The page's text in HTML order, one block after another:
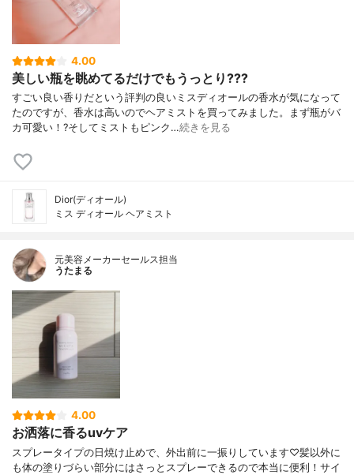
4.00
美しい瓶を眺めてるだけでもうっとり???
すごい良い香りだという評判の良いミスディオールの香水が気になって
たのですが、香水は高いのでヘアミストを買ってみました。まず瓶がバ
カ可愛い！?そしてミストもピンク…続きを見る
Dior(ディオール)
ミス ディオール ヘアミスト
元美容メーカーセールス担当
うたまる
4.00
お洒落に香るuvケア
スプレータイプの日焼け止めで、外出前に一振りしています♡髪以外に
も体の塗りづらい部分にはさっとスプレーできるので本当に便利！サイ